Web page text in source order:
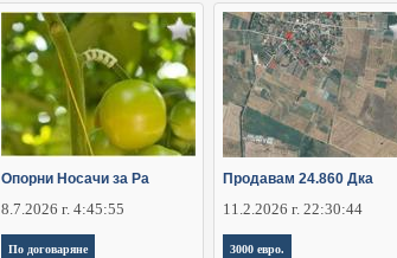
Oпорни Носачи за Ра
8.7.2026 г. 4:45:55
По договаряне
Продавам 24.860 Дка
11.2.2026 г. 22:30:44
3000 евро.